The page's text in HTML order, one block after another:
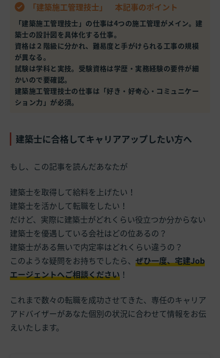
「建築施工管理技士」 本記事のポイント
「建築施工管理技士」の仕事は4つの施工管理がメイン。建
築士の設計図を具体化する仕事。
資格は２階級に分かれ、難易度と手がけられる工事の規模
が異なる。
試験は学科と実技。受験資格は学歴・実務経験の要件が細
かいので要確認。
建築施工管理技士の仕事は「好き・好奇心・コミュニケー
ション力」が必須。
建築士に合格してキャリアアップしたい方へ
もし、この記事を読んだあなたが
建築士を取得して給料を上げたい！
建築士を活かして転職をしたい！
だけど、実際に建築士がどれくらい役立つか分からない
建築士を優遇している会社はどの位あるの？
建築士がある無いで内定率はどれくらい違うの？
このような疑問をお持ちでしたら、 ぜひ一度、宅建Job
エージェントへご相談ください ！
これまで数々の転職を成功させてきた、専任のキャリア
アドバイザーがあなた個別の状況に合わせて情報をお伝
えいたします。